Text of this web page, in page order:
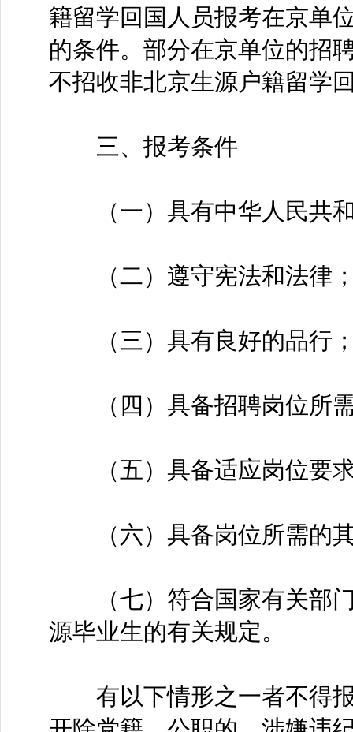
籍留学回国人员报考在京单
的条件。部分在京单位的招
不招收非北京生源户籍留学
三、报考条件
（一）具有中华人民共
（二）遵守宪法和法律
（三）具有良好的品行
（四）具备招聘岗位所需
（五）具备适应岗位要求
（六）具备岗位所需的
（七）符合国家有关部门
源毕业生的有关规定。
有以下情形之一者不得报